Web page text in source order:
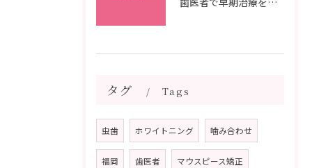
タグ Tags
虫歯 ホワイトニング 噛み合わせ
福岡 歯医者 マウスピース矯正